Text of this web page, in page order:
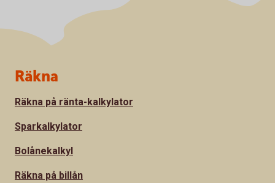
Sidfot
Räkna
Räkna på ränta-kalkylator
Sparkalkylator
Bolånekalkyl
Räkna på billån